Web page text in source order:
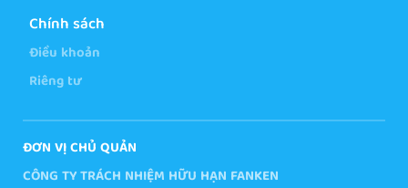
Chính sách
Điều khoản
Riêng tư
ĐƠN VỊ CHỦ QUẢN
CÔNG TY TRÁCH NHIỆM HỮU HẠN FANKEN